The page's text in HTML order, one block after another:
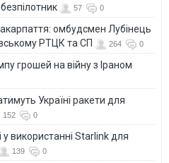
57 0
омбудсмен Лубінець
РТЦК та СП
264 0
грошей на війну з Іраном
Україні ракети для
152 0
у використанні Starlink для
139 0